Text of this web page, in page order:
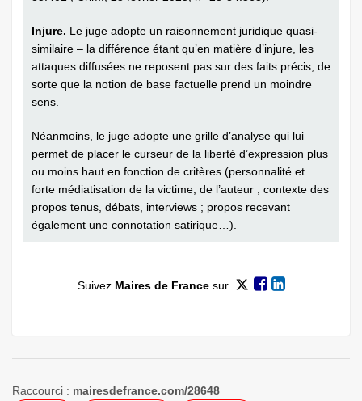
Injure. Le juge adopte un raisonnement juridique quasi-
similaire – la différence étant qu’en matière d’injure, les
attaques diffusées ne reposent pas sur des faits précis, de
sorte que la notion de base factuelle prend un moindre
sens.
Néanmoins, le juge adopte une grille d’analyse qui lui
permet de placer le curseur de la liberté d’expression plus
ou moins haut en fonction de critères (personnalité et
forte médiatisation de la victime, de l’auteur ; contexte des
propos tenus, débats, interviews ; propos recevant
également une connotation satirique…).
Suivez Maires de Francesur
Raccourci : mairesdefrance.com/28648